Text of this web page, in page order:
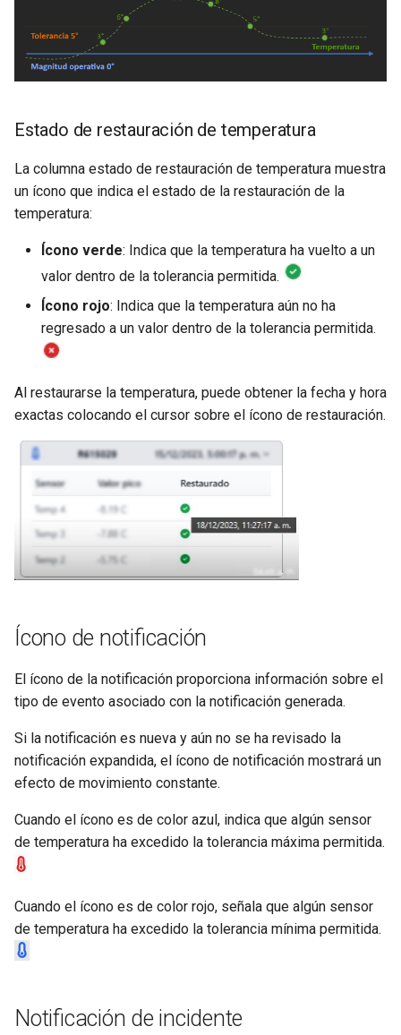
Estado de restauración de temperatura
La columna estado de restauración de temperatura muestra
un ícono que indica el estado de la restauración de la
temperatura:
Ícono verde: Indica que la temperatura ha vuelto a un
valor dentro de la tolerancia permitida.
Ícono rojo: Indica que la temperatura aún no ha
regresado a un valor dentro de la tolerancia permitida.
Al restaurarse la temperatura, puede obtener la fecha y hora
exactas colocando el cursor sobre el ícono de restauración.
Ícono de notificación
El ícono de la notificación proporciona información sobre el
tipo de evento asociado con la notificación generada.
Si la notificación es nueva y aún no se ha revisado la
notificación expandida, el ícono de notificación mostrará un
efecto de movimiento constante.
Cuando el ícono es de color azul, indica que algún sensor
de temperatura ha excedido la tolerancia máxima permitida.
Cuando el ícono es de color rojo, señala que algún sensor
de temperatura ha excedido la tolerancia mínima permitida.
Notificación de incidente